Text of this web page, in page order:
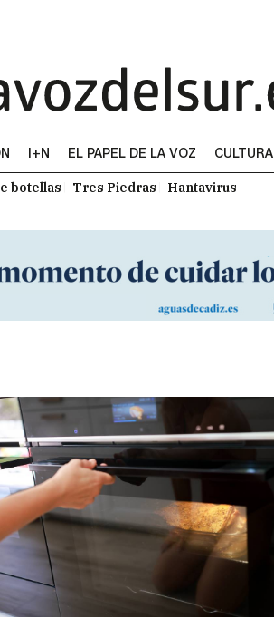
I+N EL PAPEL DE LA VOZ CULTURA
botellas Tres Piedras Hantavirus